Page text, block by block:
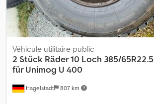
Hagelstadt 807 km
Véhicule utilitaire public
2 Stück Räder 10 Loch 385/65R22.5
für Unimog U 400